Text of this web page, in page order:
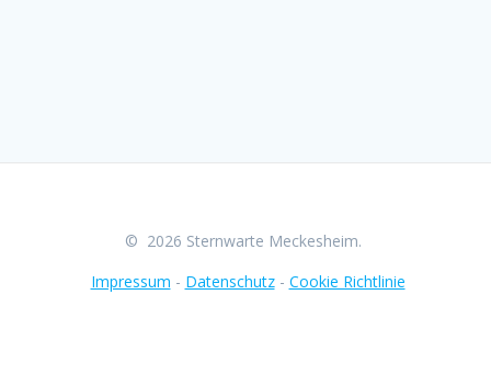
© 2026 Sternwarte Meckesheim.
Impressum - Datenschutz- Cookie Richtlinie